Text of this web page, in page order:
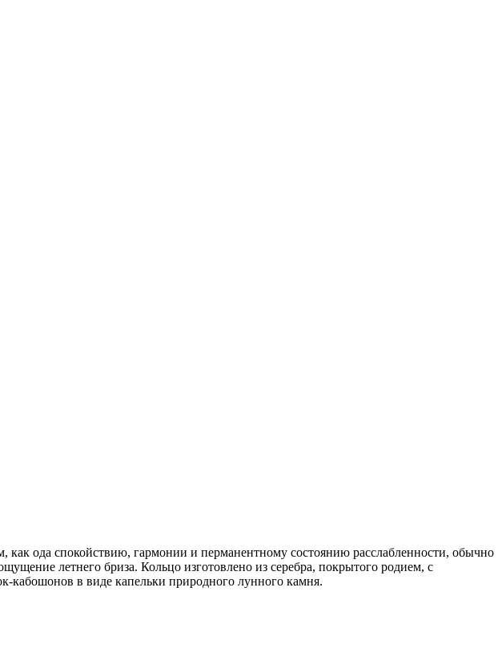
ода спокойствию, гармонии и перманентному состоянию расслабленности, обычно
летнего бриза. Кольцо изготовлено из серебра, покрытого родием, с
кабошонов в виде капельки природного лунного камня.